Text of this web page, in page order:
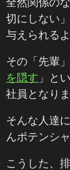
切にしない
与えられる
その「先輩
を隠す 」と
社員となりま
そんな人達
んポテンシ
こうした、